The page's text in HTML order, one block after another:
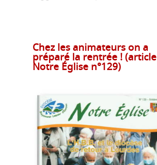
Chez les animateurs on a
préparé la rentrée ! (article
Notre Église n°129)